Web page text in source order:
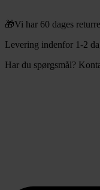
🎁Vi har 60 dages
Levering indenfor 1-2
Har du spørgsmål?